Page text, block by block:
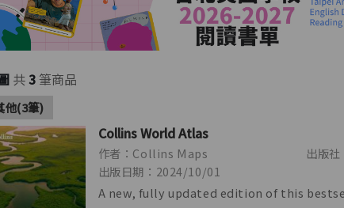
共3 筆商品
他(3筆)
Collins World Atlas
作者：Collins Maps
出版
出版日期：2024/10/01
A new, fully updated edition of this